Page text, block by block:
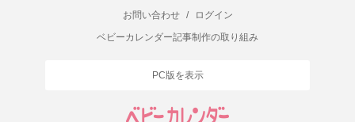
お問い合わせ
/
ログイン
ベビーカレンダー記事制作の取り組み
PC版を表示